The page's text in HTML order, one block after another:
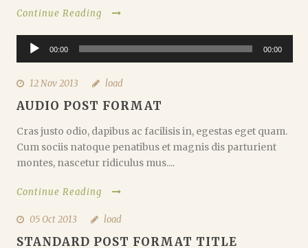
Continue Reading
Audio
Player
00:00 00:00
12 Nov 2013 load
AUDIO POST FORMAT
Cras justo odio, dapibus ac facilisis in, egestas eget quam.
Cum sociis natoque penatibus et magnis dis parturient
montes, nascetur ridiculus mus....
Continue Reading
05 Oct 2013 load
STANDARD POST FORMAT TITLE